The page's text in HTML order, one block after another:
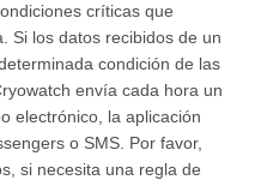
críticas que
Si los datos recibidos de un
condición de las
envía cada hora un
electrónico, la aplicación
o SMS. Por favor,
si necesita una regla de